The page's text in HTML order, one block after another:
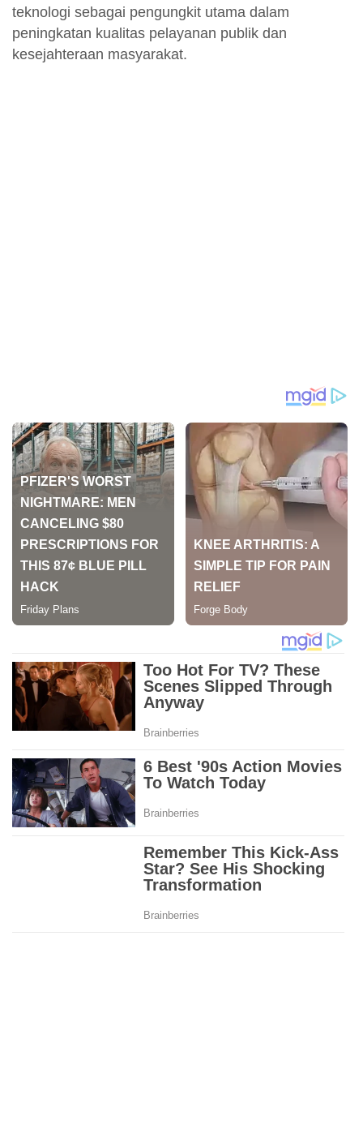
teknologi sebagai pengungkit utama dalam
peningkatan kualitas pelayanan publik dan
kesejahteraan masyarakat.